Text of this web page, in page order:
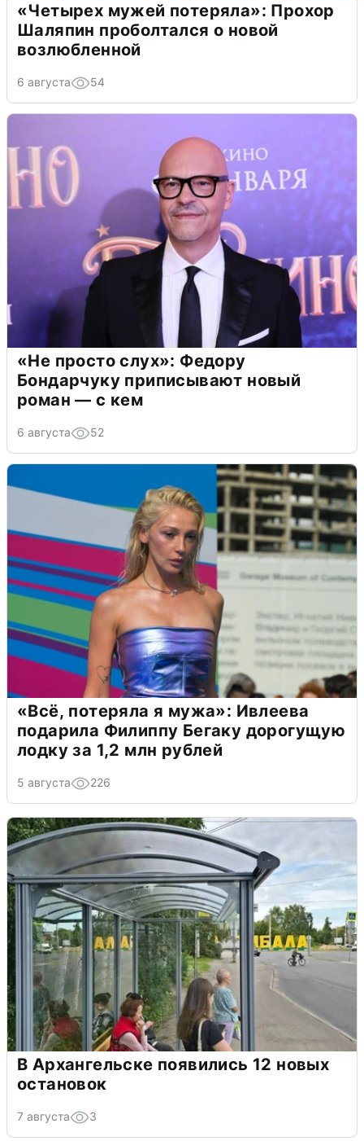
«Четырех мужей потеряла»: Прохор
Шаляпин проболтался о новой
возлюбленной
6 августа 54
«Не просто слух»: Федору
Бондарчуку приписывают новый
роман — с кем
6 августа 52
«Всё, потеряла я мужа»: Ивлеева
подарила Филиппу Бегаку дорогущую
лодку за 1,2 млн рублей
5 августа 226
В Архангельске появились 12 новых
остановок
7 августа 3